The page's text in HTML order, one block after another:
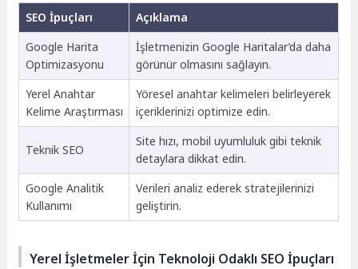
SEO İpuçları
Açıklama
Google Harita
Optimizasyonu
İşletmenizin Google Haritalar’da daha
görünür olmasını sağlayın.
Yerel Anahtar
Kelime Araştırması
Yöresel anahtar kelimeleri belirleyerek
içeriklerinizi optimize edin.
Teknik SEO
Site hızı, mobil uyumluluk gibi teknik
detaylara dikkat edin.
Google Analitik
Kullanımı
Verileri analiz ederek stratejilerinizi
geliştirin.
Yerel İşletmeler İçin Teknoloji Odaklı SEO İpuçları